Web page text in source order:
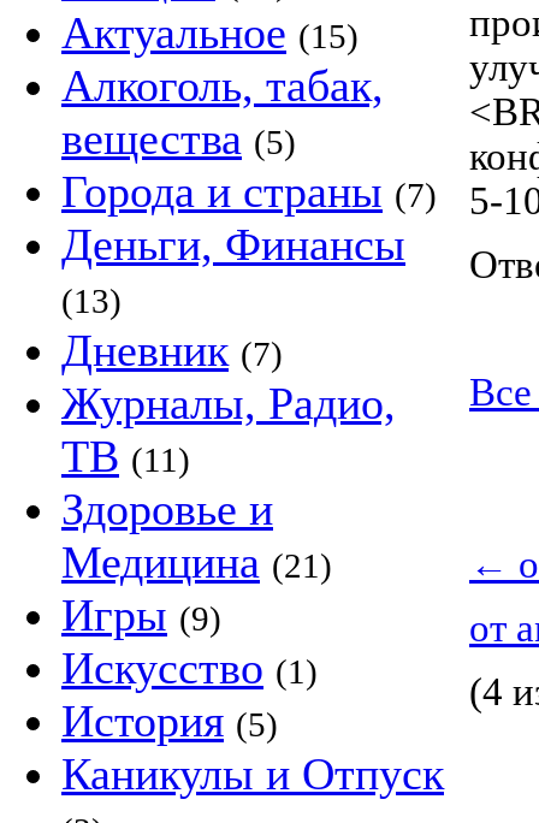
Актуальное (15)
Алкоголь, табак,
вещества (5)
Города и страны (7)
Деньги, Финансы
(13)
Дневник (7)
Журналы, Радио,
ТВ (11)
Здоровье и
Медицина (21)
Игры (9)
Искусство (1)
История (5)
Каникулы и Отпуск
5-
Все
←
от
(4